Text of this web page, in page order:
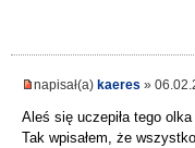
napisał(a) kaeres »
Aleś się uczepiła tego olka
Tak wpisałem, że